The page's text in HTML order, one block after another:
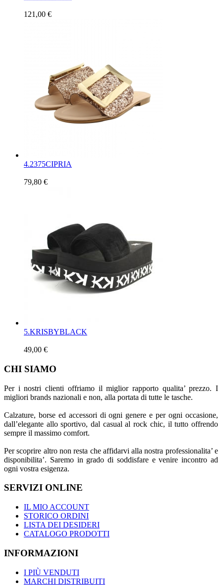
121,00 €
4.2375CIPRIA
79,80 €
5.KRISBYBLACK
49,00 €
CHI SIAMO
Per i nostri clienti offriamo il miglior rapporto qualita’ prezzo. I
migliori brands nazionali e non, alla portata di tutte le tasche.
Calzature, borse ed accessori di ogni genere e per ogni occasione,
dall’elegante allo sportivo, dal casual al rock chic, il tutto offrendo
sempre il massimo comfort.
Per scoprire altro non resta che affidarvi alla nostra professionalita’ e
disponibilita’. Saremo in grado di soddisfare e venire incontro ad
ogni vostra esigenza.
SERVIZI ONLINE
IL MIO ACCOUNT
STORICO ORDINI
LISTA DEI DESIDERI
CATALOGO PRODOTTI
INFORMAZIONI
I PIÙ VENDUTI
MARCHI DISTRIBUITI